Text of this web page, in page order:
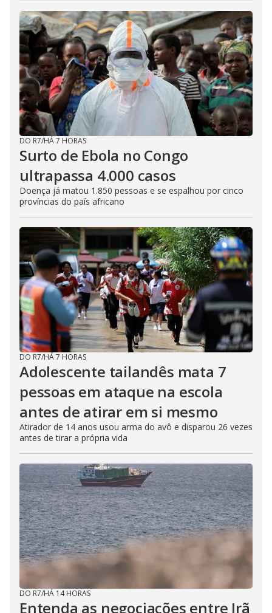
DO R7/HÁ 7 HORAS
Surto de Ebola no Congo
ultrapassa 4.000 casos
Doença já matou 1.850 pessoas e se espalhou por cinco
províncias do país africano
DO R7/HÁ 7 HORAS
Adolescente tailandês mata 7
pessoas em ataque na escola
antes de atirar em si mesmo
Atirador de 14 anos usou arma do avô e disparou 26 vezes
antes de tirar a própria vida
DO R7/HÁ 14 HORAS
Entenda as negociações entre Irã